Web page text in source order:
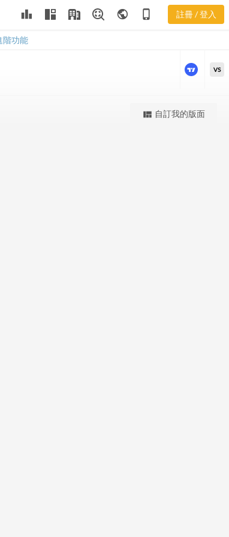
leaderboard public phone_iphone 註冊 / 登入
階功能
SEP 股價K線
更強大的進階價量圖表
VS
view_quilt 自訂我的版面